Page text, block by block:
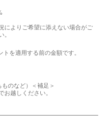
によりご希望に添えない場合がご
を適用する前の金額です。
のなど）＜補足＞
越しください。